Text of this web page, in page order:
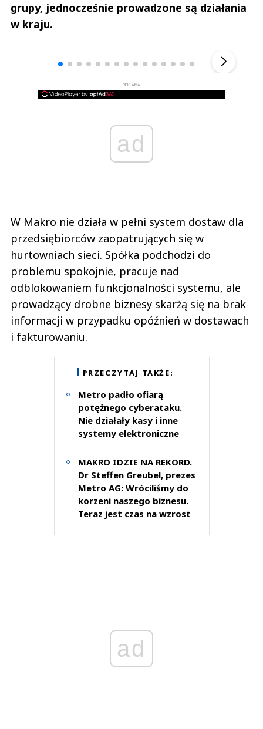
grupy, jednocześnie prowadzone są działania
w kraju.
REKLAMA
ad
W Makro nie działa w pełni system dostaw dla
przedsiębiorców zaopatrujących się w
hurtowniach sieci. Spółka podchodzi do
problemu spokojnie, pracuje nad
odblokowaniem funkcjonalności systemu, ale
prowadzący drobne biznesy skarżą się na brak
informacji w przypadku opóźnień w dostawach
i fakturowaniu.
PRZECZYTAJ TAKŻE:
Metro padło ofiarą
potężnego cyberataku.
Nie działały kasy i inne
systemy elektroniczne
MAKRO IDZIE NA REKORD.
Dr Steffen Greubel, prezes
Metro AG: Wróciliśmy do
korzeni naszego biznesu.
Teraz jest czas na wzrost
ad